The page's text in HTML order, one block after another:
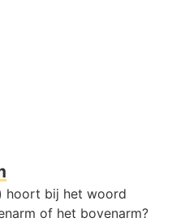
hoort bij het woord
of het bovenarm?